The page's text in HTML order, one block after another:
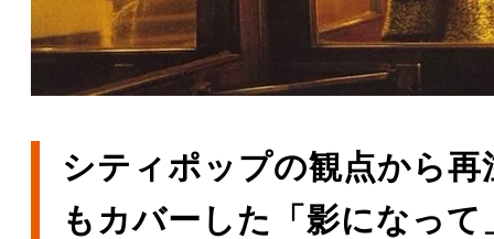
シティポップの観点から
もカバーした「影になって